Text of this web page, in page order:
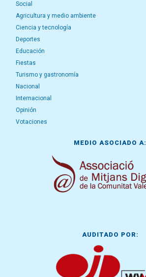
Social
Agricultura y medio ambiente
Ciencia y tecnología
Deportes
Educación
Fiestas
Turismo y gastronomía
Nacional
Internacional
Opinión
Votaciones
MEDIO ASOCIADO A:
AUDITADO POR: